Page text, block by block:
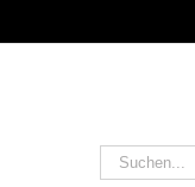
Suche
nach: